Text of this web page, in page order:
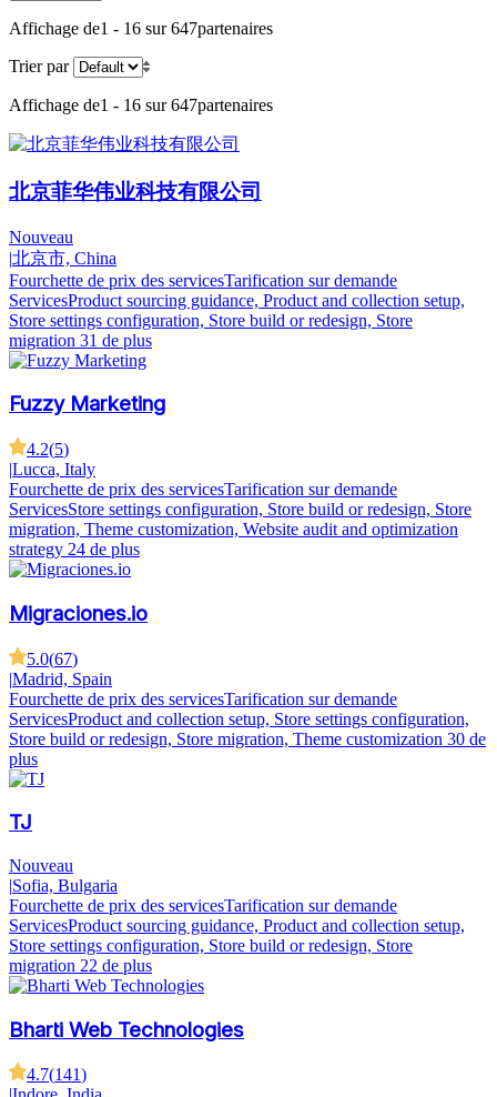
Affichage de1 - 16 sur 647partenaires
Trier par
Affichage de1 - 16 sur 647partenaires
北京菲华伟业科技有限公司
Nouveau
|北京市, China
Fourchette de prix des servicesTarification sur demande
ServicesProduct sourcing guidance, Product and collection setup,
Store settings configuration, Store build or redesign, Store
migration 31 de plus
Fuzzy Marketing
4.2(5)
|Lucca, Italy
Fourchette de prix des servicesTarification sur demande
ServicesStore settings configuration, Store build or redesign, Store
migration, Theme customization, Website audit and optimization
strategy 24 de plus
Migraciones.io
5.0(67)
|Madrid, Spain
Fourchette de prix des servicesTarification sur demande
ServicesProduct and collection setup, Store settings configuration,
Store build or redesign, Store migration, Theme customization 30 de
plus
TJ
Nouveau
|Sofia, Bulgaria
Fourchette de prix des servicesTarification sur demande
ServicesProduct sourcing guidance, Product and collection setup,
Store settings configuration, Store build or redesign, Store
migration 22 de plus
Bharti Web Technologies
4.7(141)